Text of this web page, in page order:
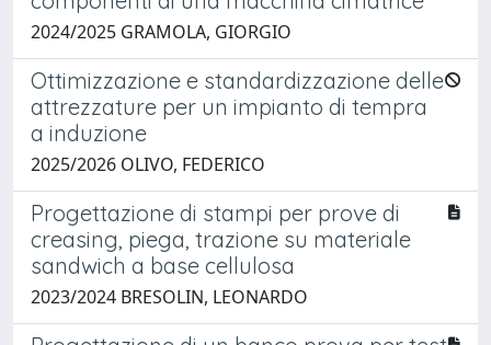
2024/2025 GRAMOLA, GIORGIO
Ottimizzazione e standardizzazione delle
attrezzature per un impianto di tempra
a induzione
2025/2026 OLIVO, FEDERICO
Progettazione di stampi per prove di
creasing, piega, trazione su materiale
sandwich a base cellulosa
2023/2024 BRESOLIN, LEONARDO